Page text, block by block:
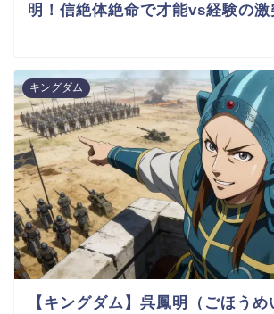
明！信絶体絶命で才能vs経験の激
キングダム
【キングダム】呉鳳明（ごほう